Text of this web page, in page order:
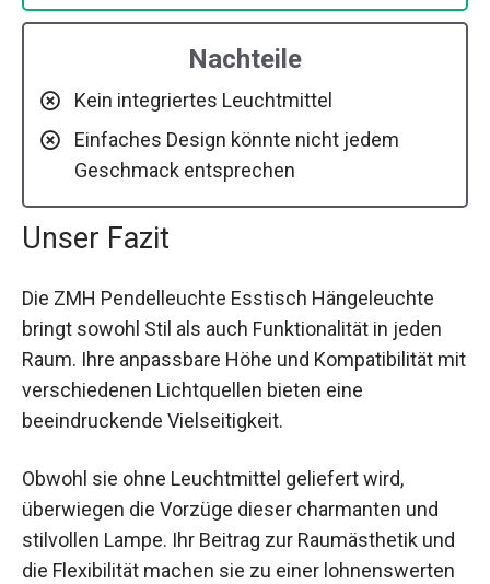
Nachteile
Kein integriertes Leuchtmittel
Einfaches Design könnte nicht jedem
Geschmack entsprechen
Unser Fazit
Die ZMH Pendelleuchte Esstisch Hängeleuchte
bringt sowohl Stil als auch Funktionalität in jeden
Raum. Ihre anpassbare Höhe und Kompatibilität mit
verschiedenen Lichtquellen bieten eine
beeindruckende Vielseitigkeit.
Obwohl sie ohne Leuchtmittel geliefert wird,
überwiegen die Vorzüge dieser charmanten und
stilvollen Lampe. Ihr Beitrag zur Raumästhetik und
die Flexibilität machen sie zu einer lohnenswerten